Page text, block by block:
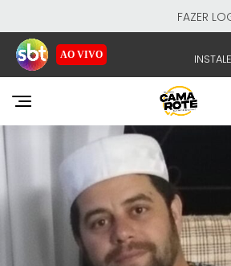
FAZER
AO VIVO
EMISSORAS
SBT - SISTEMA BRASILEIRO DE